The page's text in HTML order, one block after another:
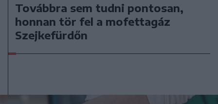
Továbbra sem tudni pontosan,
honnan tör fel a mofettagáz
Szejkefürdőn